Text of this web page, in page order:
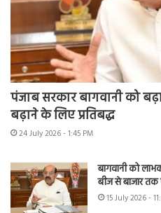
पंजाब सरकार बागवानी को
बढ़ाने के लिए प्रतिबद्ध
24 July 2026 - 1:45 PM
बागवानी को
बीज से बाजार तक
15 July 2026 -